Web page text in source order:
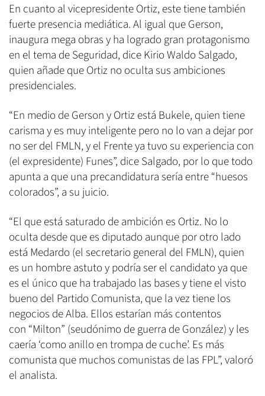
En cuanto al vicepresidente Ortiz, este tiene también
fuerte presencia mediática. Al igual que Gerson,
inaugura mega obras y ha logrado gran protagonismo
en el tema de Seguridad, dice Kirio Waldo Salgado,
quien añade que Ortiz no oculta sus ambiciones
presidenciales.
“En medio de Gerson y Ortiz está Bukele, quien tiene
carisma y es muy inteligente pero no lo van a dejar por
no ser del FMLN, y el Frente ya tuvo su experiencia con
(el expresidente) Funes”, dice Salgado, por lo que todo
apunta a que una precandidatura sería entre “huesos
colorados”, a su juicio.
“El que está saturado de ambición es Ortiz. No lo
oculta desde que es diputado aunque por otro lado
está Medardo (el secretario general del FMLN), quien
es un hombre astuto y podría ser el candidato ya que
es el único que ha trabajado las bases y tiene el visto
bueno del Partido Comunista, que la vez tiene los
negocios de Alba. Ellos estarían más contentos
con “Milton” (seudónimo de guerra de González) y les
caería ‘como anillo en trompa de cuche’. Es más
comunista que muchos comunistas de las FPL”, valoró
el analista.